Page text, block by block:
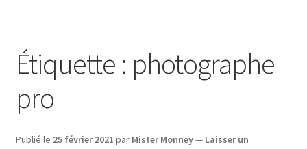
Étiquette : photographe
pro
Publié le 25 février 2021 par Mister Monney— Laisser un